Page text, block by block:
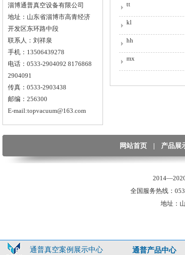
淄博通普真空设备有限公司
地址：山东省淄博市高青经济
开发区东环路中段
联系人：刘祥泉
手机：13506439278
电话：0533-2904092 8176868
2904091
传真：0533-2903438
邮编：256300
E-mail:topvacuum@163.com
tt
kl
hh
mx
网站首页 产品展
全国服务热线：
地址：
通普真空案例展示中心 通普产品中心